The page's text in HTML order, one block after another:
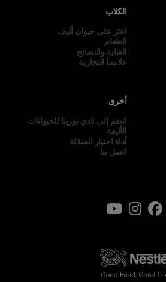
الكلاب
اعثر على حيوان أليف
الطعام
العناية والنصائح
علامتنا التجارية
أخرى
انضم إلى نادي بورينا للحيوانات
الأليفة
أداة اختيار السلالة
اتصل بنا